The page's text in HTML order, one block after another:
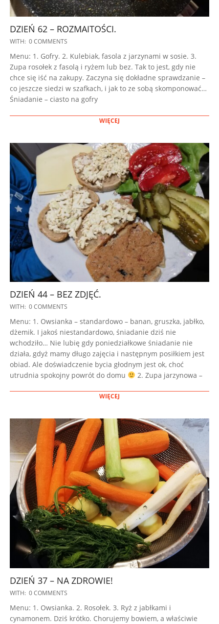
DZIEŃ 62 – ROZMAITOŚCI.
2022-
15
WITH: 0 COMMENTS
Menu: 1. Gofry. 2. Kulebiak, fasola z jarzynami w sosie. 3.
Zupa rosołek z fasolą i ryżem lub bez. Tak to jest, gdy nie
chce się iść na zakupy. Zaczyna się dokładne sprawdzanie –
co jeszcze siedzi w szafkach, i jak to ze sobą skomponować…
Śniadanie – ciasto na gofry
WIĘCEJ
DZIEŃ 44 – BEZ ZDJĘĆ.
2022-
14
WITH: 0 COMMENTS
Menu: 1. Owsianka – standardowo – banan, gruszka, jabłko,
dżemik. I jakoś niestandardowo, śniadanie dziś nie
wchodziło… Nie lubię gdy poniedziałkowe śniadanie nie
działa, gdyż mamy długo zajęcia i następnym posiłkiem jest
obiad. Ale doświadczenie bycia głodnym jest ok, choć
utrudnia spokojny powrót do domu
2. Zupa jarzynowa –
WIĘCEJ
DZIEŃ 37 – NA ZDROWIE!
2022-
01
WITH: 0 COMMENTS
Menu: 1. Owsianka. 2. Rosołek. 3. Ryż z jabłkami i
cynamonem. Dziś krótko. Chorujemy bowiem, a właściwie